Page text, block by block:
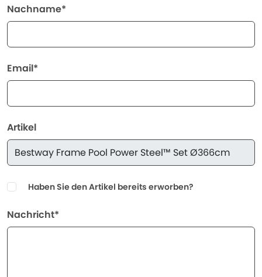
Nachname*
Email*
Artikel
Haben Sie den Artikel bereits erworben?
Nachricht*